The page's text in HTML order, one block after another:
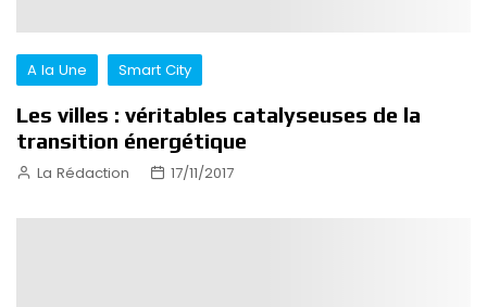
A la Une Smart City
Les villes : véritables catalyseuses de la
transition énergétique
La Rédaction 17/11/2017